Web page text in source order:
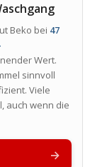
Beko bei 47
Wert.
sinnvoll
Viele
auch wenn die
→